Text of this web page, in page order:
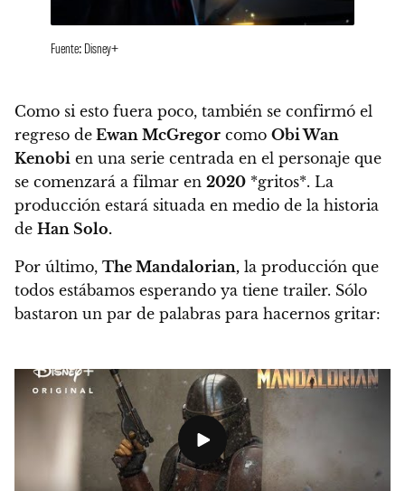
Fuente: Disney+
Como si esto fuera poco, también se confirmó el
regreso de Ewan McGregor como Obi Wan
Kenobi en una serie centrada en el personaje que
se comenzará a filmar en 2020 *gritos*. La
producción estará situada en medio de la historia
de Han Solo.
Por último, The Mandalorian, la producción que
todos estábamos esperando ya tiene trailer. Sólo
bastaron un par de palabras para hacernos gritar: